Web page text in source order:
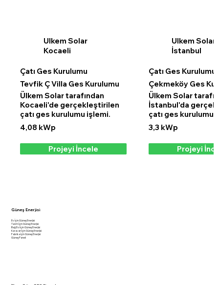
Ulkem Solar
Kocaeli
Çatı Ges Kurulumu
Tevfik Ç Villa Ges Kurulumu
Ülkem Solar tarafından
Kocaeli'de gerçekleştirilen
çatı ges kurulumu işlemi.
4,08 kWp
Projeyi İncele
Ulkem Solar
İstanbul
Çatı Ges Kurulumu
Çekmeköy Ges
Ülkem Solar
İstanbul'da
çatı ges kurulumu
3,3 kWp
Projeyi
Güneş Enerjisi
Ev İçin Güneş Enerjisi
Tarım İçin Güneş Enerjisi
Bağ Evi İçin Güneş Enerjisi
Karavan İçin Güneş Enerjisi
Fabrika İçin Güneş Enerjisi
Güneş Paneli